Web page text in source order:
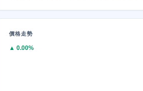
價格走勢
▲ 0.00%